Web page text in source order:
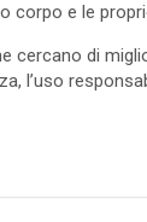
corpo e le
cercano di
l’uso